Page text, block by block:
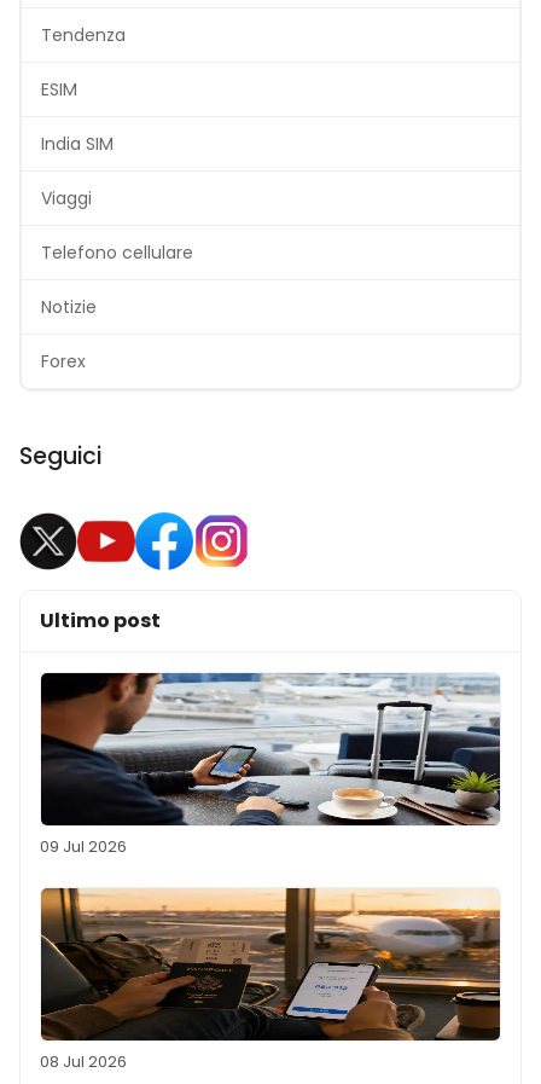
Tendenza
ESIM
India SIM
Viaggi
Telefono cellulare
Notizie
Forex
Seguici
Ultimo post
09 Jul 2026
08 Jul 2026